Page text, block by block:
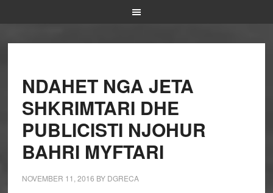
NDAHET NGA JETA
SHKRIMTARI DHE
PUBLICISTI NJOHUR
BAHRI MYFTARI
NOVEMBER 11, 2016 BY DGRECA